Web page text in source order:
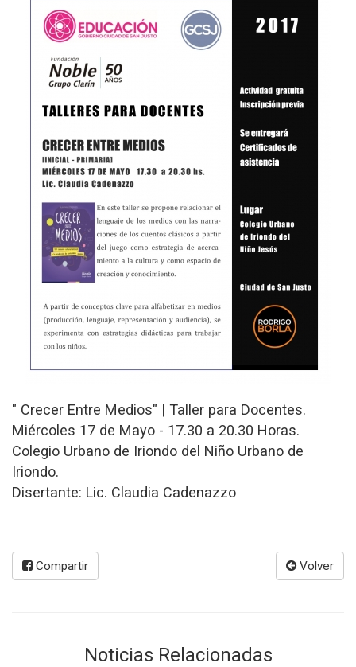
" Crecer Entre Medios" | Taller para Docentes.
Miércoles 17 de Mayo - 17.30 a 20.30 Horas.
Colegio Urbano de Iriondo del Niño Urbano de
Iriondo.
Disertante: Lic. Claudia Cadenazzo
Compartir Volver
Noticias Relacionadas